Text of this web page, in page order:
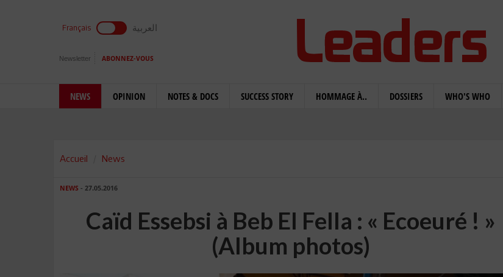
Français العربية
Newsletter ABONNEZ-VOUS
NEWS OPINION NOTES & DOCS SUCCESS STORY HOMMAGE À.. DOSSIERS WHO'S WHO
Accueil News
NEWS - 27.05.2016
Caïd Essebsi à Beb El Fella : « Ecoeuré ! »
(Album photos)